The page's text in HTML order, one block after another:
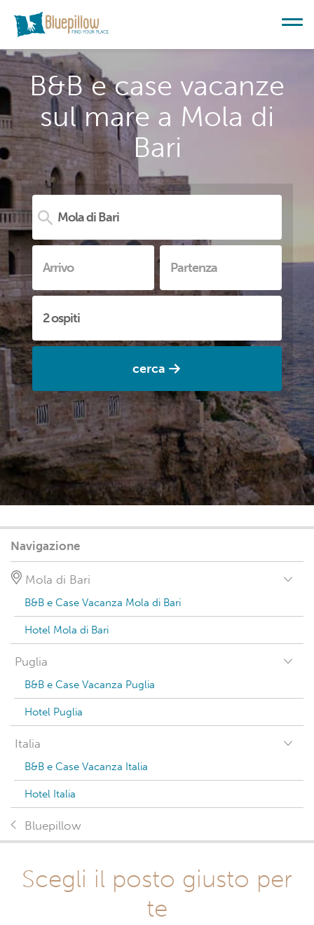
B&B e case vacanze
sul mare a Mola di
Bari
cerca
Navigazione
Mola di Bari
B&B e Case Vacanza Mola di Bari
Hotel Mola di Bari
Puglia
B&B e Case Vacanza Puglia
Hotel Puglia
Italia
B&B e Case Vacanza Italia
Hotel Italia
Bluepillow
Scegli il posto giusto per
te